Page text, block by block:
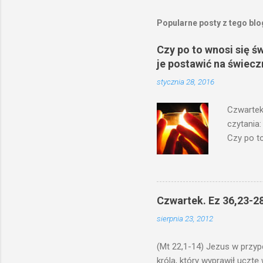
ś
i
j
k
o
n
t
a
r
z
Popularne posty z tego
Czy po to wnosi się
je postawić na
stycznia 28, 2016
czytania:
Czy po
niechaj
ma. W
by je
Czwartek. Ez 36,23-
sierpnia 23, 2012
(Mt 22,1-14) Jezus w
króla, który wyprawił ucztę